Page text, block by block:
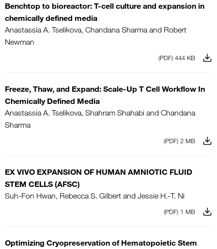
Benchtop to bioreactor: T-cell culture and expansion in
chemically defined media
Anastassia A. Tselikova, Chandana Sharma and Robert
Newman
(PDF) 444 KB
Freeze, Thaw, and Expand: Scale-Up T Cell Workflow In
Chemically Defined Media
Anastassia A. Tselikova, Shahram Shahabi and Chandana
Sharma
(PDF) 2 MB
EX VIVO EXPANSION OF HUMAN AMNIOTIC FLUID
STEM CELLS (AFSC)
Suh-Fon Hwan, Rebecca S. Gilbert and Jessie H.-T. Ni
(PDF) 1 MB
Optimizing Cryopreservation of Hematopoietic Stem